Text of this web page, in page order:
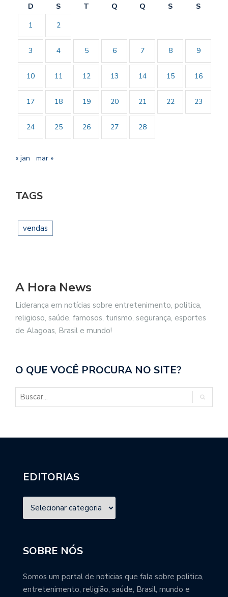
D S T Q Q S
S
1
2
3 4 5 6 7 8 9
10 11 12 13 14 15 16
17 18 19 20 21 22 23
24 25 26 27 28
« jan mar »
TAGS
vendas
A Hora News
Liderança em notícias sobre entretenimento, politica,
religioso, saúde, famosos, turismo, segurança, esportes
de Alagoas, Brasil e mundo!
O QUE VOCÊ PROCURA NO SITE?
EDITORIAS
SOBRE NÓS
Somos um portal de noticias que fala sobre politica,
entretenimento, religião, saúde, Brasil, mundo e